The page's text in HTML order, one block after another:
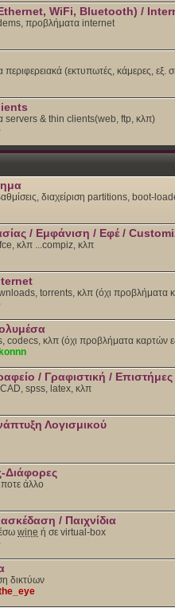
WiFi, Bluetooth) /
προβλήματα internet
περιφερειακά (εκτυπωτές, κάμερες, εξ.
servers & thin clients(web, ftp, κλπ)
διαχείριση partitions, boot-
/ Εμφάνιση / Εφέ /
κλπ ...compiz, κλπ
torrents, κλπ (όχι προβλήματα
codecs, κλπ (όχι προβλήματα καρτών
/ Γραφιστική / Επιστήμες
spss, latex, κλπ
Λογισμικού
Διάφορες
άλλο
/ Παιχνίδια
wine ή σε virtual-box
δικτύων